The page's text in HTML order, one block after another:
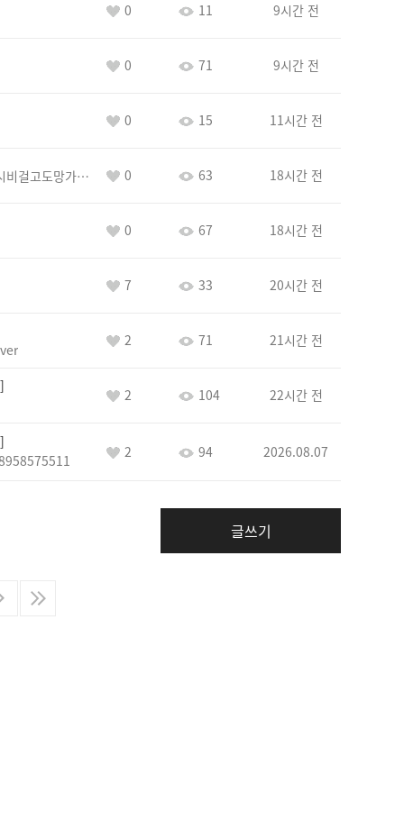
0 11 9시간 전
0 71 9시간 전
0 15 11시간 전
바람아추하게시비걸고도망가냐당당하게글써 0 63 18시간 전
0 67 18시간 전
7 33 20시간 전
2 71 21시간 전
2 104 22시간 전
2 94 2026.08.07
글쓰기